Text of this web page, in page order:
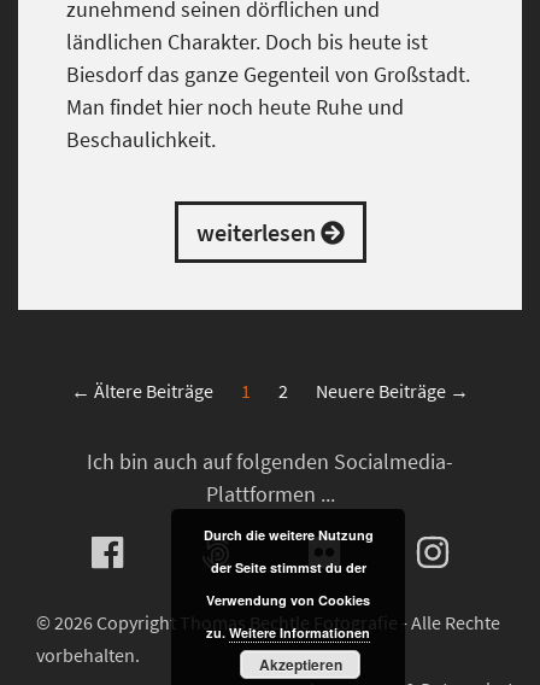
zunehmend seinen dörflichen und
ländlichen Charakter. Doch bis heute ist
Biesdorf das ganze Gegenteil von Großstadt.
Man findet hier noch heute Ruhe und
Beschaulichkeit.
weiterlesen
← Ältere Beiträge 1 2 Neuere Beiträge →
Ich bin auch auf folgenden Socialmedia-
Plattformen ...
© 2026 Copyright Thomas Bechtle Fotografie - Alle Rechte
vorbehalten.
Durch die weitere Nutzung
der Seite stimmst du der
Verwendung von Cookies
zu.Weitere Informationen
Akzeptieren